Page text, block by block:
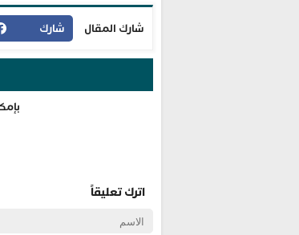
شارك المقال شارك
اترك تعليقاً